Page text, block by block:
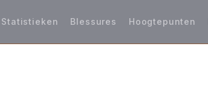
Statistieken Blessures Hoogtepunten